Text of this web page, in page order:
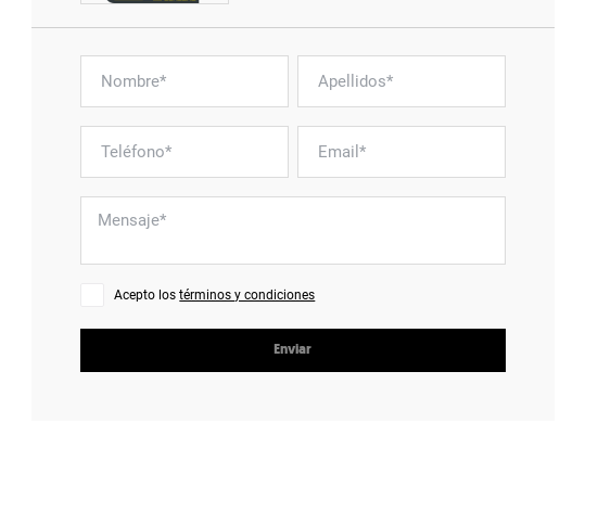
Acepto lostérminos y condiciones
Enviar